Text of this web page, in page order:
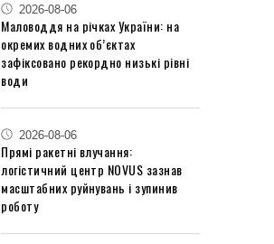
2026-08-06
Маловоддя на річках України: на
окремих водних об’єктах
зафіксовано рекордно низькі рівні
води
2026-08-06
Прямі ракетні влучання:
логістичний центр NOVUS зазнав
масштабних руйнувань і зупинив
роботу